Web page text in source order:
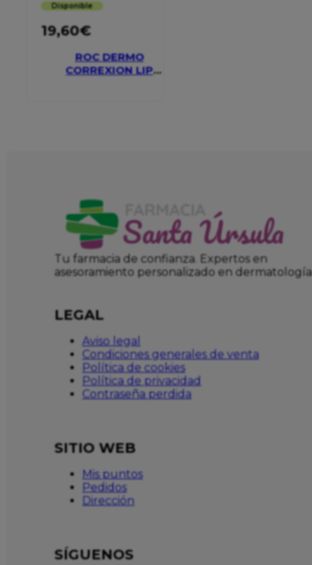
Disponible
19,60€
ROC DERMO
CORREXION LIP
Tu farmacia de confianza. Expertos en
asesoramiento personalizado en dermatología
LEGAL
Aviso legal
Condiciones generales de venta
Política de cookies
Política de privacidad
Contraseña perdida
SITIO WEB
Mis puntos
Pedidos
Dirección
SÍGUENOS